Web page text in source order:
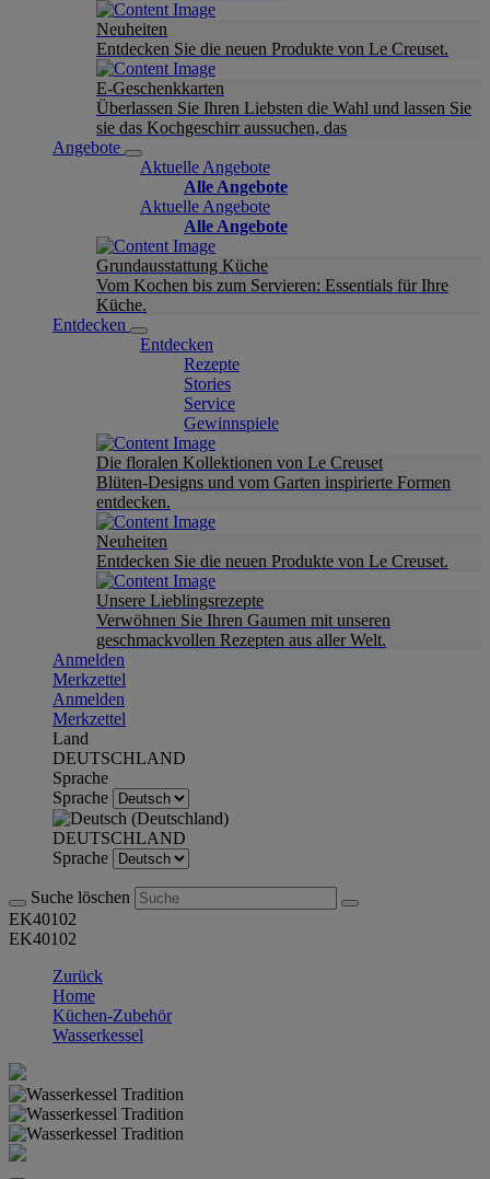
Neuheiten
Entdecken Sie die neuen Produkte von Le Creuset.
E-Geschenkkarten
Überlassen Sie Ihren Liebsten die Wahl und lassen Sie
sie das Kochgeschirr aussuchen, das
Angebote
Aktuelle Angebote
Alle Angebote
Aktuelle Angebote
Alle Angebote
Grundausstattung Küche
Vom Kochen bis zum Servieren: Essentials für Ihre
Küche.
Entdecken
Entdecken
Rezepte
Stories
Service
Gewinnspiele
Die floralen Kollektionen von Le Creuset
Blüten-Designs und vom Garten inspirierte Formen
entdecken.
Neuheiten
Entdecken Sie die neuen Produkte von Le Creuset.
Unsere Lieblingsrezepte
Verwöhnen Sie Ihren Gaumen mit unseren
geschmackvollen Rezepten aus aller Welt.
Anmelden
Merkzettel
Anmelden
Merkzettel
Land
DEUTSCHLAND
Sprache
Sprache
DEUTSCHLAND
Sprache
Suche löschen
EK40102
EK40102
Zurück
Home
Küchen-Zubehör
Wasserkessel